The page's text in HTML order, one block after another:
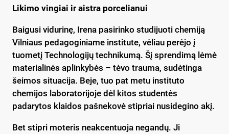
Likimo vingiai ir aistra porcelianui
Baigusi vidurinę, Irena pasirinko studijuoti chemiją
Vilniaus pedagoginiame institute, vėliau perėjo į
tuometį Technologijų technikumą. Šį sprendimą lėmė
materialinės aplinkybės – tėvo trauma, sudėtinga
šeimos situacija. Beje, tuo pat metu instituto
chemijos laboratorijoje dėl kitos studentės
padarytos klaidos pašnekovė stipriai nusidegino akį.
Bet stipri moteris neakcentuoja negandų. Ji